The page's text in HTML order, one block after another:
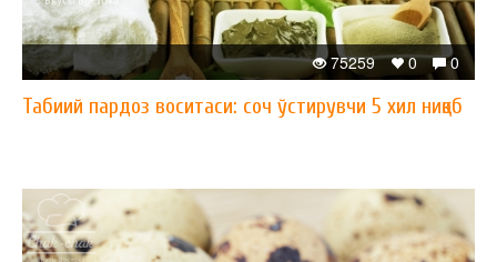
0
0
75259
​Табиий пардоз воситаси: соч ўстирувчи 5 хил ниқоб